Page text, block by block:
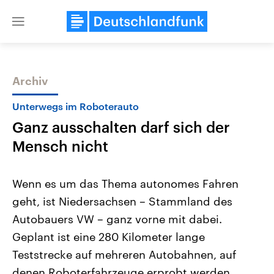
Close
Themen
Landtagswahl Sachsen-Anhalt
2026
Alle Informationen
Sachsen-Anhalt wählt am 6.
September 2026 einen neuen
Landtag. Seit 2021 wird das
Bundesland von einer Koalition aus
USA
Aktuelle Beiträge,
Hintergründe
Wirtschaftlich und
gehören die Vereinigten
den mächtigsten Ländern
mit großem Einfluss auf
Archiv
Unterwegs im Roboterauto
Ganz ausschalten darf sich der
Mensch nicht
Wenn es um das Thema autonomes Fahren
geht, ist Niedersachsen – Stammland des
Autobauers VW – ganz vorne mit dabei.
Geplant ist eine 280 Kilometer lange
Teststrecke auf mehreren Autobahnen, auf